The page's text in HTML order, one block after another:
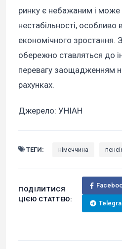
ринку є небажаним і може
нестабільності, особливо
економічного зростання.
обережно ставляться до
перевагу заощадженням
рахунках.
Джерело: УНІАН
ТЕГИ: німеччина
ПОДІЛИТИСЯ
ЦІЄЮ СТАТТЕЮ: